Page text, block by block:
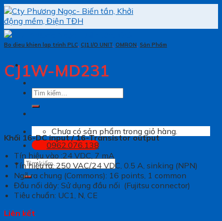
Skip
to
content
Tìm
Chưa có sản phẩm trong giỏ hàng.
0962.076.138
Tìm
kiếm:
Bo dieu khien lap trinh PLC, CJ1 I/O UNIT, OMRON, Sản Phẩm
CJ1W-MD231
Khối 16-DC input / 16-Transistor output
Tín hiệu vào :24 VDC, 7 mA
Tín hiệu ra: 250 VAC/24 VDC, 0.5 A, sinking (NPN)
Ngõ ra chung (Commons): 16 points, 1 common
Đầu nối dây: Sử dụng đầu nối (Fujitsu connector)
Tiêu chuẩn: UC1, N, CE
Liên kết